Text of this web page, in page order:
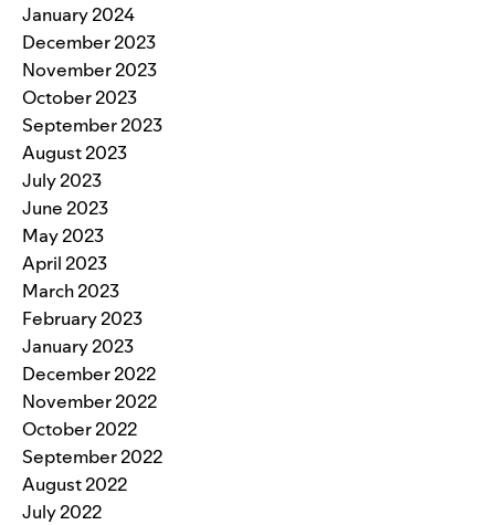
January 2024
December 2023
November 2023
October 2023
September 2023
August 2023
July 2023
June 2023
May 2023
April 2023
March 2023
February 2023
January 2023
December 2022
November 2022
October 2022
September 2022
August 2022
July 2022